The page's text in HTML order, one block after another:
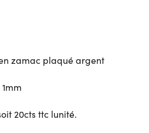
zamac plaqué argent
20cts ttc lunité.